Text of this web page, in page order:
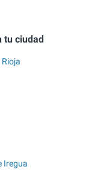
tu ciudad
Iregua